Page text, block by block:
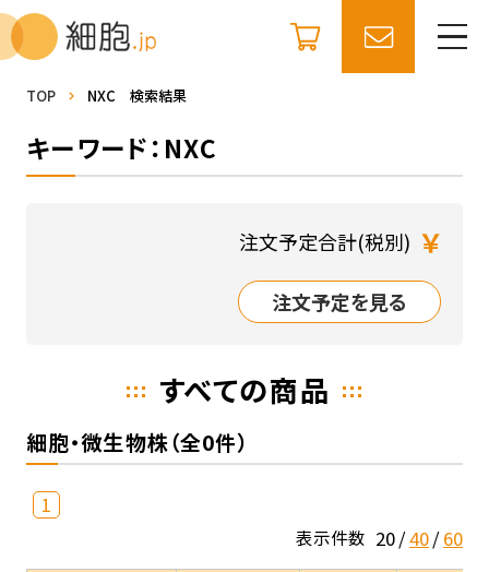
TOP NXC 検索結果
キーワード：NXC
注文予定合計(税別) ￥
注文予定を見る
すべての商品
細胞・微生物株（全0件）
1
表示件数 20 40 60